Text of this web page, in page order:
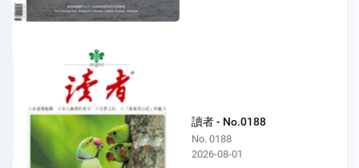
讀者 - No.0188
No. 0188
2026-08-01